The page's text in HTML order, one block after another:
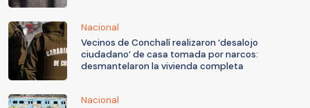
Nacional
Vecinos de Conchalí realizaron ‘desalojo
ciudadano’ de casa tomada por narcos:
desmantelaron la vivienda completa
Nacional